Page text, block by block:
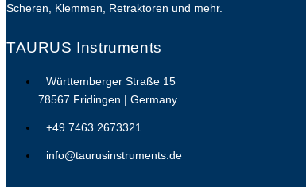
Scheren, Klemmen, Retraktoren und mehr.
TAURUS Instruments
Württemberger Straße 15
78567 Fridingen | Germany
+49 7463 2673321
info@taurusinstruments.de